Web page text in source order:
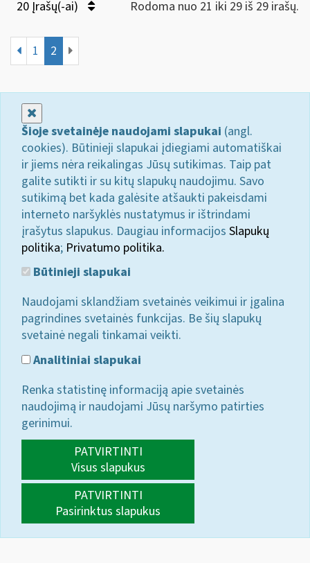
20 Įrašų(-ai) Rodoma nuo 21 iki 29 iš 29 irašų.
1 2
Šioje svetainėje naudojami slapukai (angl.
cookies). Būtinieji slapukai įdiegiami automatiškai
ir jiems nėra reikalingas Jūsų sutikimas. Taip pat
galite sutikti ir su kitų slapukų naudojimu. Savo
sutikimą bet kada galėsite atšaukti pakeisdami
interneto naršyklės nustatymus ir ištrindami
įrašytus slapukus. Daugiau informacijos Slapukų
politika; Privatumo politika.
Būtinieji slapukai
Naudojami sklandžiam svetainės veikimui ir įgalina
pagrindines svetainės funkcijas. Be šių slapukų
svetainė negali tinkamai veikti.
Analitiniai slapukai
Renka statistinę informaciją apie svetainės
naudojimą ir naudojami Jūsų naršymo patirties
gerinimui.
PATVIRTINTI
Visus slapukus
PATVIRTINTI
Pasirinktus slapukus